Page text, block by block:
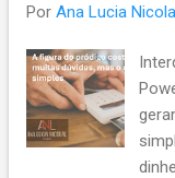
ser
uma
Por Ana Lucia